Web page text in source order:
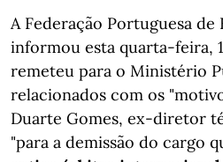
A Federação Portuguesa de
informou esta quarta-feira,
remeteu para o Ministério
relacionados com os
Duarte Gomes, ex-diretor
"para a demissão do cargo